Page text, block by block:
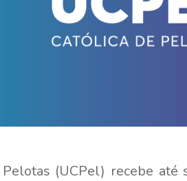
(UCPel) recebe